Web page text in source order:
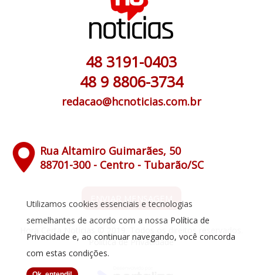
48 3191-0403
48 9 8806-3734
redacao@hcnoticias.com.br
Rua Altamiro Guimarães, 50
88701-300 - Centro - Tubarão/SC
ENVIAR MENSAGEM
Política de Privacidade
Utilizamos cookies essenciais e tecnologias
semelhantes de acordo com a nossa Política de
Privacidade e, ao continuar navegando, você concorda
com estas condições.